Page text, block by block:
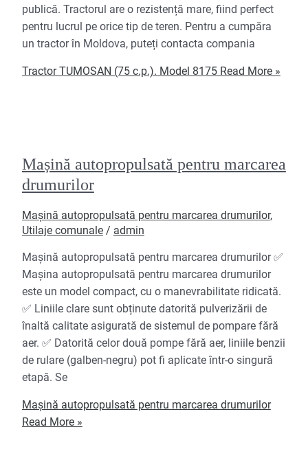
publică. Tractorul are o rezistență mare, fiind perfect
pentru lucrul pe orice tip de teren. Pentru a cumpăra
un tractor în Moldova, puteți contacta compania
Tractor TUMOSAN (75 c.p.). Model 8175Read More »
Mașină autopropulsată pentru marcarea
drumurilor
Mașină autopropulsată pentru marcarea drumurilor,
Utilaje comunale/ admin
Mașină autopropulsată pentru marcarea drumurilor ✅
Mașina autopropulsată pentru marcarea drumurilor
este un model compact, cu o manevrabilitate ridicată.
✅ Liniile clare sunt obținute datorită pulverizării de
înaltă calitate asigurată de sistemul de pompare fără
aer. ✅ Datorită celor două pompe fără aer, liniile benzii
de rulare (galben-negru) pot fi aplicate într-o singură
etapă. Se
Mașină autopropulsată pentru marcarea drumurilor
Read More »